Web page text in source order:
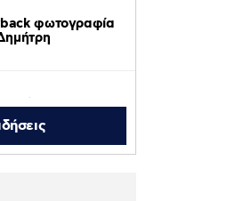
φωτογραφία
ανέβασε
το ταξίδι της
Ίμπιζα